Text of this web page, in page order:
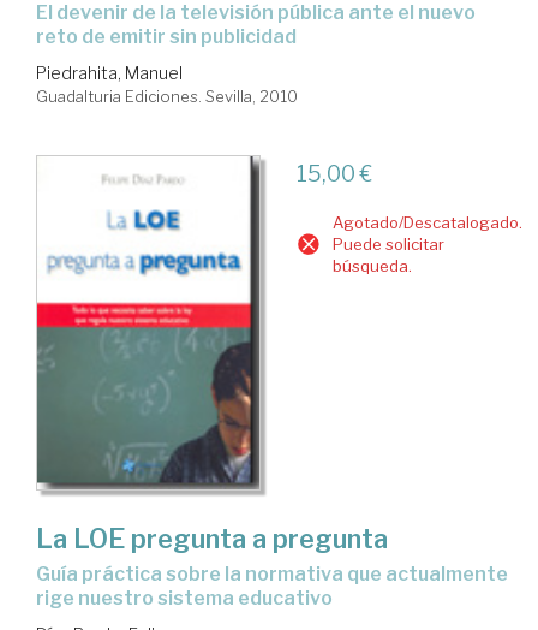
el devenir de la televisión pública ante el nuevo
reto de emitir sin publicidad
Piedrahita, Manuel
Guadalturia Ediciones. Sevilla, 2010
15,00 €
Agotado/Descatalogado.
Puede solicitar
búsqueda.
La LOE pregunta a pregunta
guía práctica sobre la normativa que actualmente
rige nuestro sistema educativo